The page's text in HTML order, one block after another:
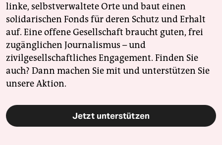
linke, selbstverwaltete Orte und baut einen
solidarischen Fonds für deren Schutz und Erhalt
auf. Eine offene Gesellschaft braucht guten, frei
zugänglichen Journalismus – und
zivilgesellschaftliches Engagement. Finden Sie
auch? Dann machen Sie mit und unterstützen Sie
unsere Aktion.
Jetzt unterstützen